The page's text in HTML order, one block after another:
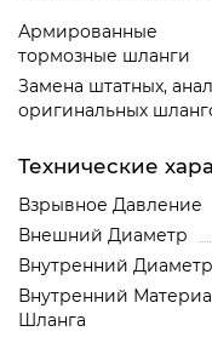
Армированные
тормозные шланги
Замена штатных,
оригинальных
Технические
Взрывное Давление
Внешний Диаметр
Внутренний Диаметр
Внутренний
Шланга